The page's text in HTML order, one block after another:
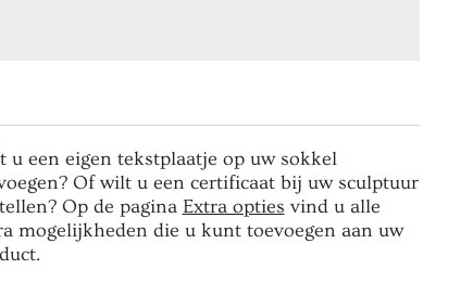
u een eigen tekstplaatje op uw sokkel
Of wilt u een certificaat bij uw sculptuur
Op de pagina Extra opties vind u alle
mogelijkheden die u kunt toevoegen aan uw